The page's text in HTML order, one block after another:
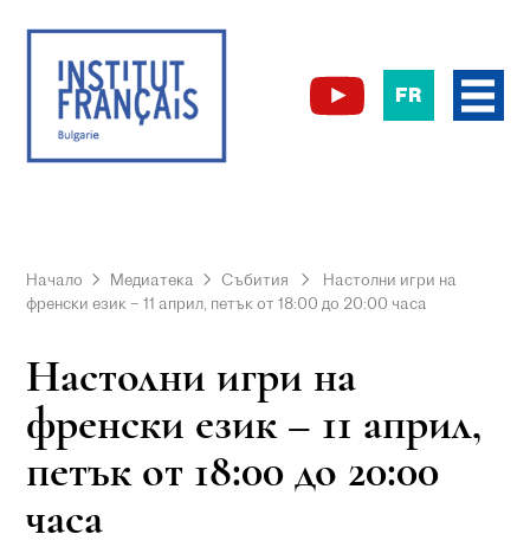
FR
Начало Медиатека Събития
Настолни игри на
френски език – 11 април, петък от 18:00 до 20:00 часа
Настолни игри на
френски език – 11 април,
петък от 18:00 до 20:00
часа